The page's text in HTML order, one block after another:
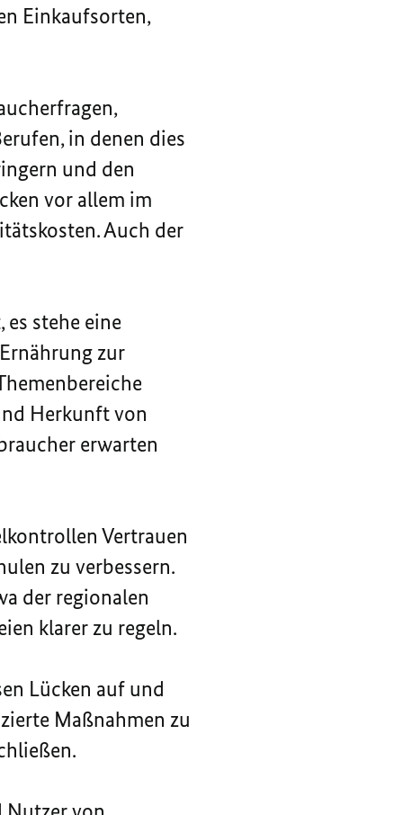
Einkaufsorten,
in denen dies
und den
vor allem im
Auch der
stehe eine
zur
Herkunft von
erwarten
Vertrauen
zu verbessern.
der regionalen
klarer zu regeln.
Lücken auf und
Maßnahmen zu